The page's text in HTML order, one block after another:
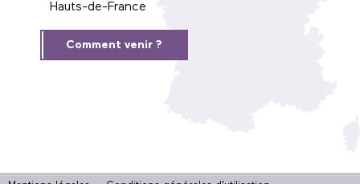
Hauts-de-France
Comment venir ?